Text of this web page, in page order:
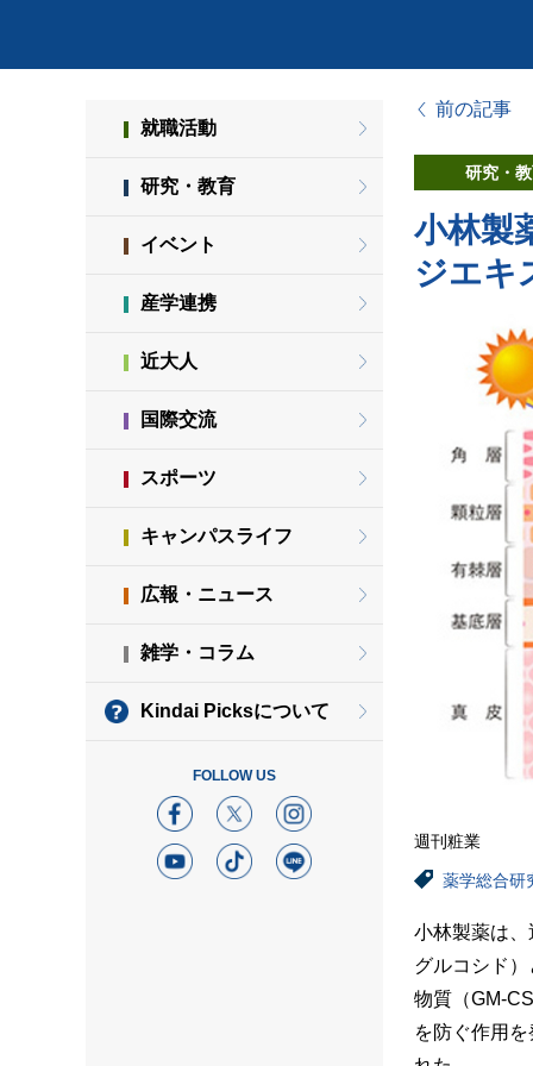
前の記事
研究・
小林製
ジエキ
週刊粧業
薬学総合研
小林製薬は
グルコシド
物質（GM-
を防ぐ作用
就職活動
研究・教育
イベント
産学連携
近大人
国際交流
スポーツ
キャンパスライフ
広報・ニュース
雑学・コラム
Kindai Picksについて
FOLLOW US